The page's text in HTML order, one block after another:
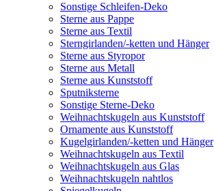
Sonstige Schleifen-Deko
Sterne aus Pappe
Sterne aus Textil
Sterngirlanden/-ketten und Hänger
Sterne aus Styropor
Sterne aus Metall
Sterne aus Kunststoff
Sputniksterne
Sonstige Sterne-Deko
Weihnachtskugeln aus Kunststoff
Ornamente aus Kunststoff
Kugelgirlanden/-ketten und Hänger
Weihnachtskugeln aus Textil
Weihnachtskugeln aus Glas
Weihnachtskugeln nahtlos